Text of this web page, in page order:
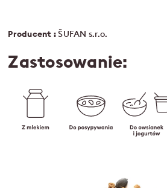
Producent :ŠUFAN s.r.o.
Zastosowanie: